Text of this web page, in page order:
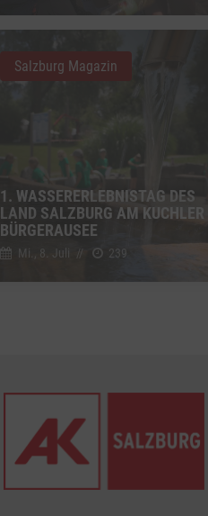
1. WASSERERLEBNISTAG DES
LAND SALZBURG AM KUCHLER
BÜRGERAUSEE
Mi., 8. Juli // 239
Salzburg Magazin
zu Vimeo